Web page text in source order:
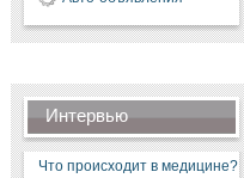
Интервью
Что происходит в медицине?